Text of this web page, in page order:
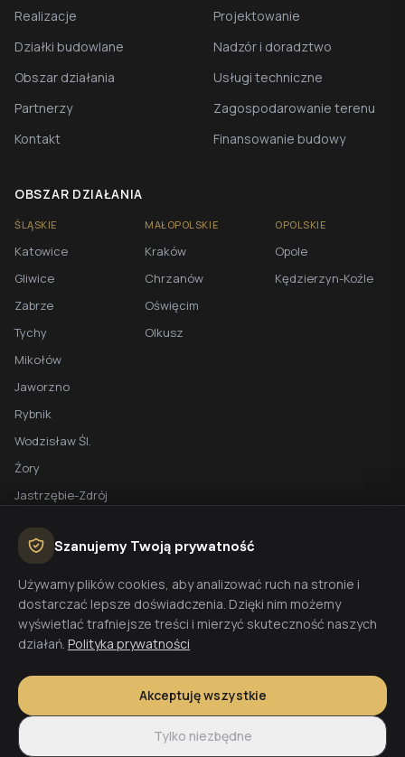
Realizacje
Działki budowlane
Obszar działania
Partnerzy
Kontakt
Projektowanie
Nadzór i doradztwo
Usługi techniczne
Zagospodarowanie terenu
Finansowanie budowy
OBSZAR DZIAŁANIA
ŚLĄSKIE
Katowice
Gliwice
Zabrze
Tychy
Mikołów
Jaworzno
Rybnik
Wodzisław Śl.
Żory
Jastrzębie-Zdrój
MAŁOPOLSKIE
Kraków
Chrzanów
Oświęcim
Olkusz
OPOLSKIE
Opole
Kędzierzyn-Koźle
BEZPŁATNA WYCENA
Planujesz budowę domu? Skontaktuj się z nami - przygotujemy
wycenę w 48h.
Wyceń budowę
Szanujemy Twoją prywatność
Używamy plików cookies, aby analizować ruch na stronie i
dostarczać lepsze doświadczenia. Dzięki nim możemy
wyświetlać trafniejsze treści i mierzyć skuteczność naszych
działań. Polityka prywatności
Akceptuję wszystkie
Tylko niezbędne